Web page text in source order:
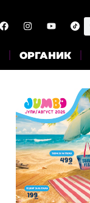
ОРГАНИК